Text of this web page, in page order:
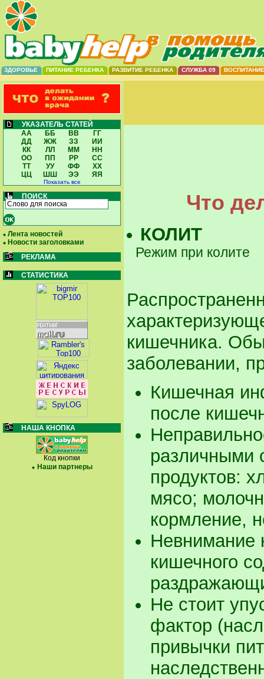
ЗДОРОВЬЕ ПИТАНИЕ РЕБЕНКА РАЗВИТИЕ РЕБЕНКА СЛУЖБА 09 ВОСПИТАНИЕ
УКАЗАТЕЛЬ СТАТЕЙ
АА
ББ ВВ
ГГ
ДД
ЖЖ ЗЗ
ИИ
КК
ЛЛ ММ
НН
ОО
ПП РР
СС
ТТ
УУ ФФ
ХХ
ЦЦ
ШШ ЭЭ ЯЯ
Показать все
ПОИСК
Лента новостей
Новости заголовками
РЕКЛАМА
СТАТИСТИКА
НАША КНОПКА
Код кнопки
Наши партнеры
Что
КОЛИТ
Режим при колите
кишечника.
заболевании,
Кишечная
после
различными
продуктов:
мясо;
кормление,
Невнимание
кишечного
Не стоит
фактор
привычки